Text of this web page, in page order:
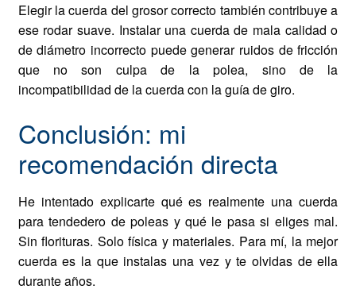
Elegir la cuerda del grosor correcto también contribuye a
ese rodar suave. Instalar una cuerda de mala calidad o
de diámetro incorrecto puede generar ruidos de fricción
que no son culpa de la polea, sino de la
incompatibilidad de la cuerda con la guía de giro.
Conclusión: mi
recomendación directa
He intentado explicarte qué es realmente una cuerda
para tendedero de poleas y qué le pasa si eliges mal.
Sin florituras. Solo física y materiales. Para mí, la mejor
cuerda es la que instalas una vez y te olvidas de ella
durante años.